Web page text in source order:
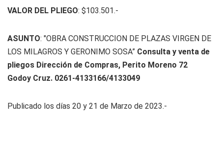
VALOR DEL PLIEGO: $103.501.-
ASUNTO: "OBRA CONSTRUCCION DE PLAZAS VIRGEN DE
LOS MILAGROS Y GERONIMO SOSA” Consulta y venta de
pliegos Dirección de Compras, Perito Moreno 72
Godoy Cruz. 0261-4133166/4133049
Publicado los días 20 y 21 de Marzo de 2023.-